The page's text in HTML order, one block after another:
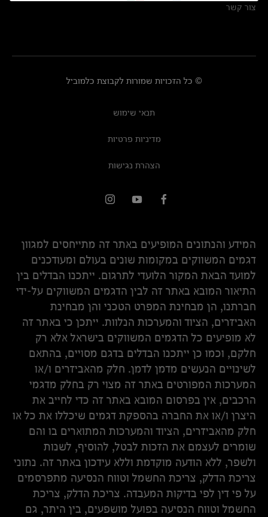
צור קשר
© כל הזכויות שמורות לקבוצת כלמוביל
תנאי שימוש
מדיניות פרטיות
הצהרת נגישות
המידע והנתונים המופיעים באתר זה מתייחסים למגוון
דגמים המשווקים במקומות שונים בעולם ומעודכנים
למועד הבאת המקור הלועדי לתרגום. ייתכנו הבדלים בין
התיאור המובא באתר זה לבין הדגמים המשווקים על-ידי
חברתנו, הן מבחינת המפרט הטכני והן מבחינת
האביזרים, הציוד והמערכות הנלוות. ייתכן כי באתר זה
לא מופיעים כל הדגמים המשווקים בישראל אלא רק
חלקם, וכמו כן ייתכנו הבדלים בדגם מסויים, בהתאם
לשינויים הנעשים מדמן לדמן. חלק מהאביזרים ו/או
המערכות המפורטים באתר זה מצוי רק בחלק מדגמי
הרכבים, אין בפרסום המובא באתר זה כדי לחייב את
היצרן ו/או את החברה בהספקת דגמים שיכללו את כל או
חלק מהאביזרים, הציוד והמערכות המתוארים בו והם
שומרים לעצמם את הזכות לבטל, להוסיף, לשנות
ולשפר, ללא הודעה מוקדמת וללא עידכון באתר זה. נתוני
צריכת הדלק, צריכת החשמל וטווח הנסיעה מתפרסמים
על פי דין לפי בדיקות המעבדה. צריכת הדלק, צריכת
החשמל וטווח הנסיעה בפועל מושפעים, בין היתר, גם